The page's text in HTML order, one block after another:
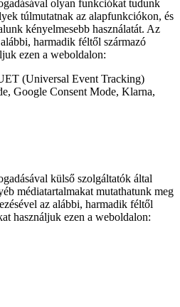
olyan funkciókat tudunk
túlmutatnak az alapfunkciókon, és
kényelmesebb használatát. Az
harmadik féltől származó
ezen a weboldalon:
(Universal Event Tracking)
Google Consent Mode, Klarna,
külső szolgáltatók által
médiatartalmakat mutathatunk meg
az alábbi, harmadik féltől
használjuk ezen a weboldalon: